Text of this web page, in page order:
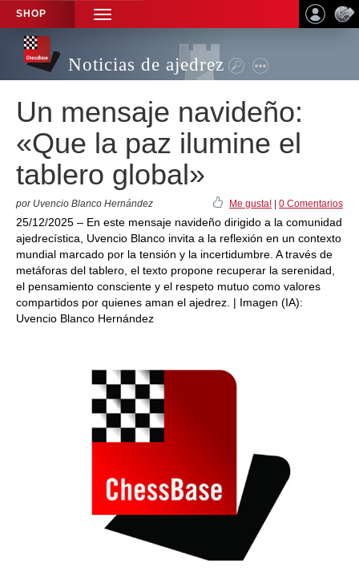
SHOP
TOGGLE
NAVIGATION
Noticias de ajedrez
Un mensaje navideño:
«Que la paz ilumine el
tablero global»
por Uvencio Blanco Hernández Me gusta! 0 Comentarios
25/12/2025 – En este mensaje navideño dirigido a la comunidad
ajedrecística, Uvencio Blanco invita a la reflexión en un contexto
mundial marcado por la tensión y la incertidumbre. A través de
metáforas del tablero, el texto propone recuperar la serenidad,
el pensamiento consciente y el respeto mutuo como valores
compartidos por quienes aman el ajedrez. | Imagen (IA):
Uvencio Blanco Hernández